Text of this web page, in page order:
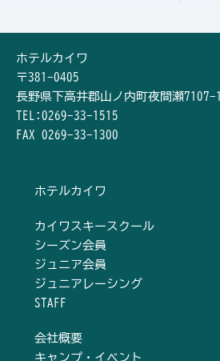
ホテルカイワ
〒381-0405
長野県下高井郡山ノ内町夜間瀬7107-1
TEL:0269-33-1515
FAX 0269-33-1300
ホテルカイワ
カイワスキースクール
シーズン会員
ジュニア会員
ジュニアレーシング
STAFF
会社概要
キャンプ・イベント